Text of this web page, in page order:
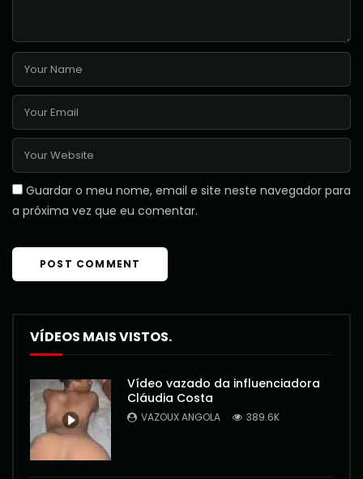
Guardar o meu nome, email e site neste navegador para
a próxima vez que eu comentar.
VÍDEOS MAIS VISTOS.
Vídeo vazado da influenciadora
Cláudia Costa
VAZOUX ANGOLA 389.6K